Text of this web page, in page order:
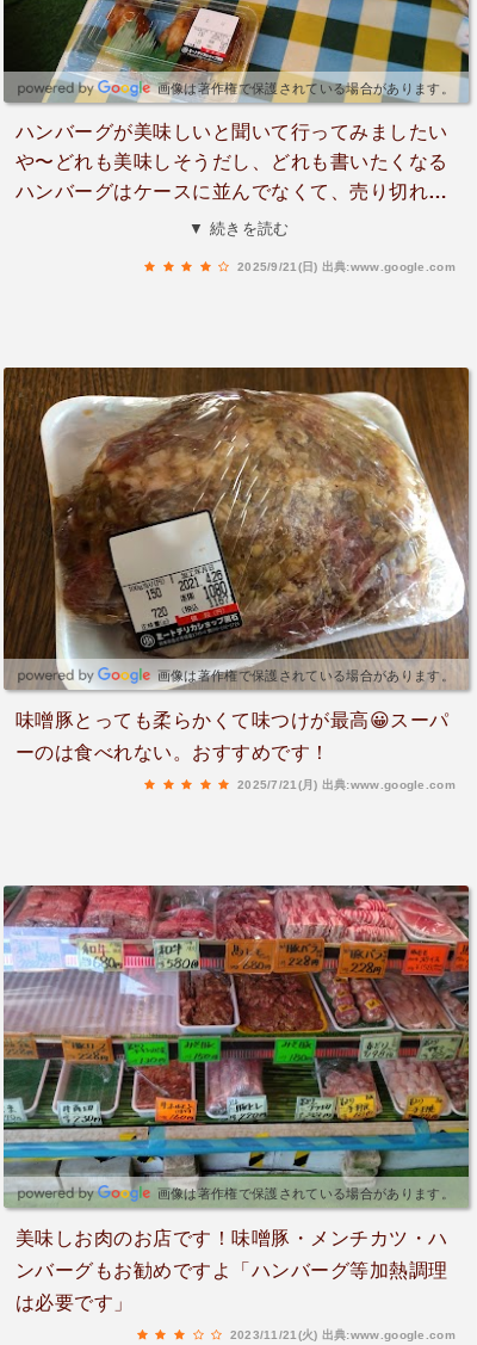
画像は著作権で保護されている場合があります。
ハンバーグが美味しいと聞いて行ってみましたい
や〜どれも美味しそうだし、どれも書いたくなる
ハンバーグはケースに並んでなくて、売り切れた
のかと思ったら裏から出してくれました。一個ず
り切れてました。衣付きトンカツと高菜の油炒め
とハンバーグを購入。ハンバーグはピーマンに詰
めていただきトンカツはカツカレーにしていただ
きました。また近くに行ったら行きたい。
▼ 続きを読む
2025/9/21(日) 出典:www.google.com
画像は著作権で保護されている場合があります。
味噌豚とっても柔らかくて味つけが最高😀スーパ
ーのは食べれない。おすすめです！
2025/7/21(月) 出典:www.google.com
画像は著作権で保護されている場合があります。
美味しお肉のお店です！味噌豚・メンチカツ・ハ
ンバーグもお勧めですよ「ハンバーグ等加熱調理
は必要です」
2023/11/21(火) 出典:www.google.com